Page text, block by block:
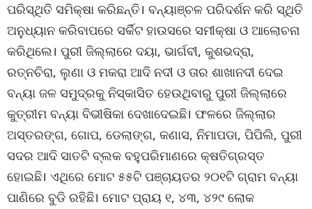
ପରିସ୍ଥିତି ସମିକ୍ଷା କରିଛନ୍ତି। ବନ୍ୟାଞ୍ଚଳ ପରିଦର୍ଶନ କରି ସ୍ଥିତି
ଅନୁଧ୍ୟାନ କରିବାପରେ ସର୍କିଟ ହାଉସରେ ସମୀକ୍ଷା ଓ ଆଲୋଚନା
କରିଥିଲେ। ପୁରୀ ଜିଲ୍ଲାରେ ଦୟା, ଭାର୍ଗବୀ, କୁଶଭଦ୍ରା,
ରତ୍ନଚିରା, ଲୁଣା ଓ ମକରା ଆଦି ନଦୀ ଓ ତାର ଶାଖାନଦୀ ଦେଇ
ବନ୍ୟା ଜଳ ସମୁଦ୍ରକୁ ନିସ୍କାସିତ ହେଉଥିବାରୁ ପୁରୀ ଜିଲ୍ଲାରେ
କୁତ୍ରୀମ ବନ୍ୟା ବିଭୀଷିକା ଦେଖାଦେଇଛି। ଫଳରେ ଜିଲ୍ଲାର
ଅସ୍ତରଙ୍ଗ, ଗୋପ, ଡେଲାଙ୍ଗ, କଣାସ, ନିମାପଡା, ପିପିଲି, ପୁରୀ
ସଦର ଆଦି ସାତଟି ବ୍ଲକ ବହୁପରିମାଣରେ କ୍ଷତିଗ୍ରସ୍ତ
ହୋଇଛି। ଏଥିରେ ମୋଟ ୫୫ଟି ପଞ୍ଚାୟତର ୨୦୧ଟି ଗ୍ରାମ ବନ୍ୟା
ପାଣିରେ ବୁଡି ରହିଛି। ମୋଟ ପ୍ରାୟ ୧, ୪୩, ୪୨୯ ଲୋକ